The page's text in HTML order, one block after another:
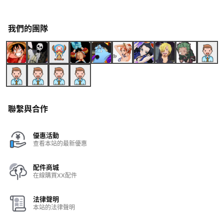
我們的團隊
聯繫與合作
優惠活動
查看本站的最新優惠
配件商城
在線購買XX配件
法律聲明
本站的法律聲明